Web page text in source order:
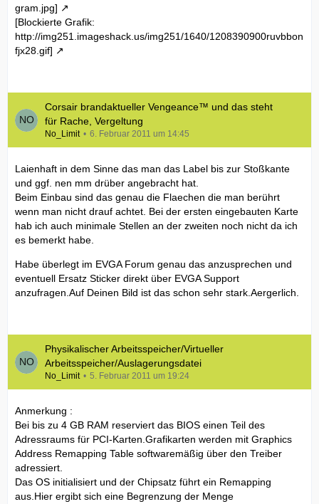
gram.jpg]
[Blockierte Grafik:
http://img251.imageshack.us/img251/1640/1208390900ruvbbon
fjx28.gif]
Corsair brandaktueller Vengeance™ und das steht
für Rache, Vergeltung
No_Limit 6. Februar 2011 um 14:45
Laienhaft in dem Sinne das man das Label bis zur Stoßkante
und ggf. nen mm drüber angebracht hat.
Beim Einbau sind das genau die Flaechen die man berührt
wenn man nicht drauf achtet. Bei der ersten eingebauten Karte
hab ich auch minimale Stellen an der zweiten noch nicht da ich
es bemerkt habe.
Habe überlegt im EVGA Forum genau das anzusprechen und
eventuell Ersatz Sticker direkt über EVGA Support
anzufragen.Auf Deinen Bild ist das schon sehr stark.Aergerlich.
Physikalischer Arbeitsspeicher/Virtueller
Arbeitsspeicher/Auslagerungsdatei
No_Limit 5. Februar 2011 um 19:24
Anmerkung :
Bei bis zu 4 GB RAM reserviert das BIOS einen Teil des
Adressraums für PCI-Karten.Grafikarten werden mit Graphics
Address Remapping Table softwaremäßig über den Treiber
adressiert.
Das OS initialisiert und der Chipsatz führt ein Remapping
aus.Hier ergibt sich eine Begrenzung der Menge